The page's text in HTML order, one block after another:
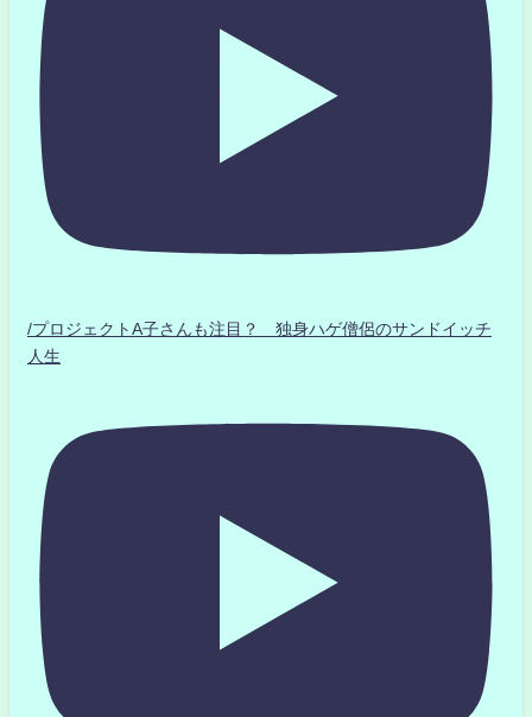
/プロジェクトA子さんも注目？ 独身ハゲ僧侶のサンドイッチ
人生